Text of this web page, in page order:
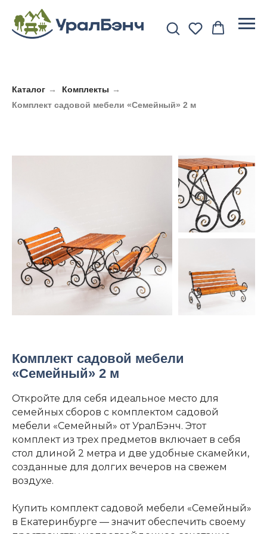
Каталог → Комплекты →
Комплект садовой мебели «Семейный» 2 м
Комплект садовой мебели
«Семейный» 2 м
Откройте для себя идеальное место для
семейных сборов с комплектом садовой
мебели «Семейный» от УралБэнч. Этот
комплект из трех предметов включает в себя
стол длиной 2 метра и две удобные скамейки,
созданные для долгих вечеров на свежем
воздухе.
Купить комплект садовой мебели «Семейный»
в Екатеринбурге — значит обеспечить своему